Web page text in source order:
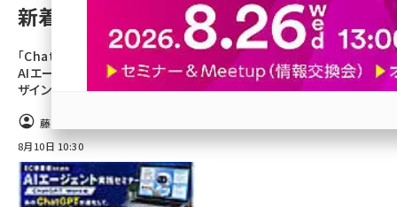
新着記事
「ChatGPT Work」を活用した、EC事業者の
AIエージェント実践方法が学べる【コマースデ
ザイン主催オンラインセミナー8/27開催】
藤田遥
8月10日 10:30 参加登録はこちら↑